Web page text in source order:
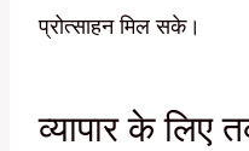
प्रोत्साहन मिल सके।
व्यापार के लिए